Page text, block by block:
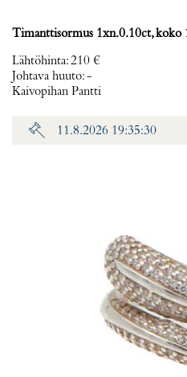
Timanttisormus 1xn.0.10ct, koko
Lähtöhinta:210 €
Johtava huuto:-
Kaivopihan Pantti
11.8.2026 19:35:30